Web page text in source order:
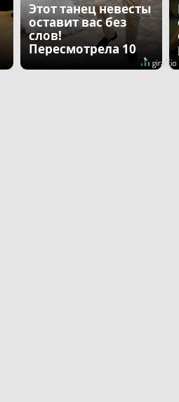
Этот танец невесты
оставит вас без
слов!
Пересмотрела 10